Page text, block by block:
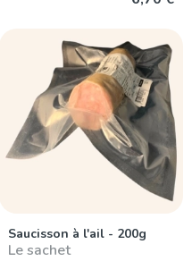
Saucisson à l'ail - 200g
Le sachet